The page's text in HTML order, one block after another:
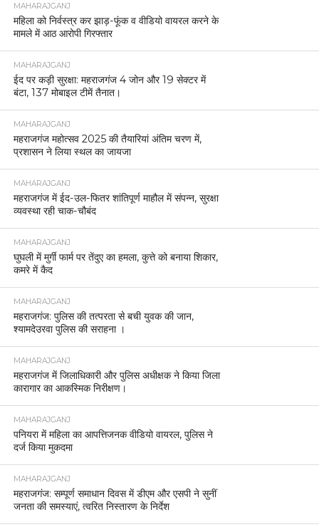
MAHARAJGANJ
महिला को निर्वस्त्र कर झाड़-फूंक व वीडियो वायरल करने के
मामले में आठ आरोपी गिरफ्तार
MAHARAJGANJ
ईद पर कड़ी सुरक्षा: महराजगंज 4 जोन और 19 सेक्टर में
बंटा, 137 मोबाइल टीमें तैनात।
MAHARAJGANJ
महराजगंज महोत्सव 2025 की तैयारियां अंतिम चरण में,
प्रशासन ने लिया स्थल का जायजा
MAHARAJGANJ
महराजगंज में ईद-उल-फितर शांतिपूर्ण माहौल में संपन्न, सुरक्षा
व्यवस्था रही चाक-चौबंद
MAHARAJGANJ
घुघली में मुर्गी फार्म पर तेंदुए का हमला, कुत्ते को बनाया शिकार,
कमरे में कैद
MAHARAJGANJ
महराजगंज: पुलिस की तत्परता से बची युवक की जान,
श्यामदेउरवा पुलिस की सराहना ।
MAHARAJGANJ
महराजगंज में जिलाधिकारी और पुलिस अधीक्षक ने किया जिला
कारागार का आकस्मिक निरीक्षण।
MAHARAJGANJ
पनियरा में महिला का आपत्तिजनक वीडियो वायरल, पुलिस ने
दर्ज किया मुकदमा
MAHARAJGANJ
महराजगंज: सम्पूर्ण समाधान दिवस में डीएम और एसपी ने सुनीं
जनता की समस्याएं, त्वरित निस्तारण के निर्देश